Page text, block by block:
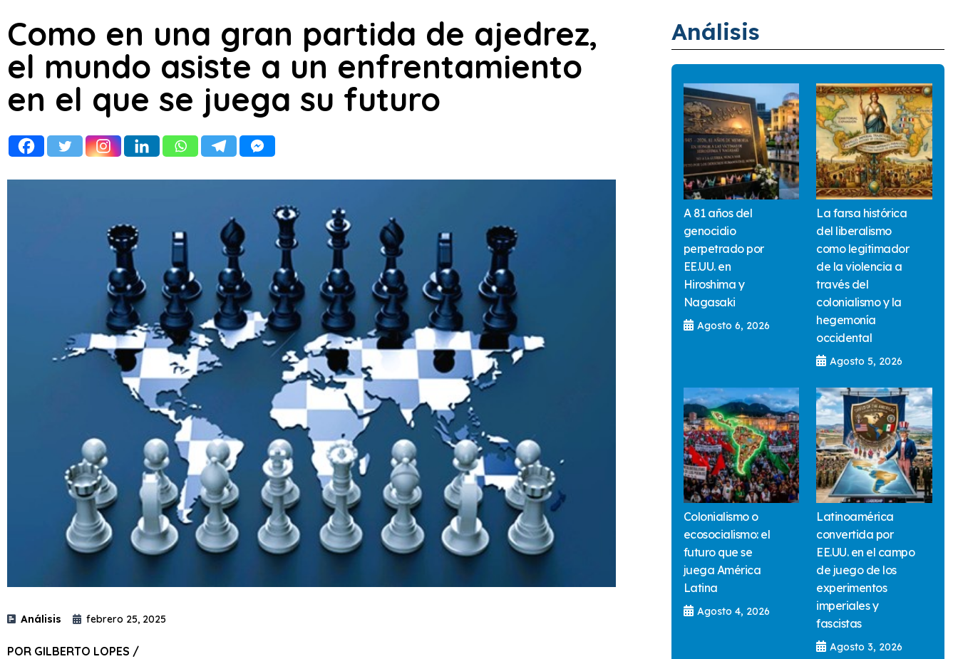
Como en una gran partida de ajedrez,
el mundo asiste a un enfrentamiento
en el que se juega su futuro
Análisis febrero 25, 2025
POR GILBERTO LOPES /
Análisis
A 81 años del
genocidio
perpetrado por
EE.UU. en
Hiroshima y
Nagasaki
Agosto 6, 2026
La farsa histórica
del liberalismo
como legitimador
de la violencia a
través del
colonialismo y la
hegemonía
occidental
Agosto 5, 2026
Colonialismo o
ecosocialismo: el
futuro que se
juega América
Latina
Agosto 4, 2026
Latinoamérica
convertida por
EE.UU. en el campo
de juego de los
experimentos
imperiales y
fascistas
Agosto 3, 2026